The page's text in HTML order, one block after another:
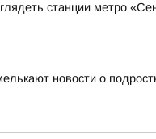
станции метро
новости о